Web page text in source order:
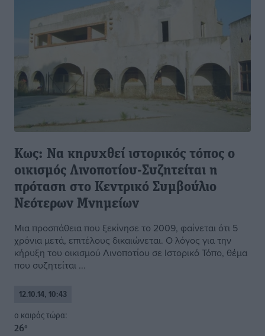
Κως: Nα κηρυχθεί ιστορικός τόπος ο
οικισμός Λινοποτίου-Συζητείται η
πρόταση στο Κεντρικό Συμβούλιο
Νεότερων Μνημείων
Μια προσπάθεια που ξεκίνησε το 2009, φαίνεται ότι 5
χρόνια μετά, επιτέλους δικαιώνεται. Ο λόγος για την
κήρυξη του οικισμού Λινοποτίου σε Ιστορικό Τόπο, θέμα
που συζητείται ...
12.10.14, 10:43
o καιρός τώρα:
26°